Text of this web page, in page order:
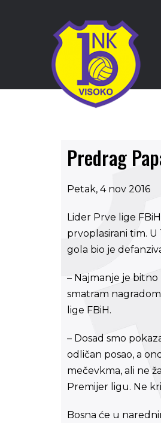
Predrag
Petak, 4 nov 2016
Lider Prve lige
prvoplasirani tim. U
gola bio je
– Najmanje je bitno
smatram
lige FBiH.
– Dosad smo
odličan posao, a
mečevkma, ali ne
Premijer ligu. Ne
Bosna će u